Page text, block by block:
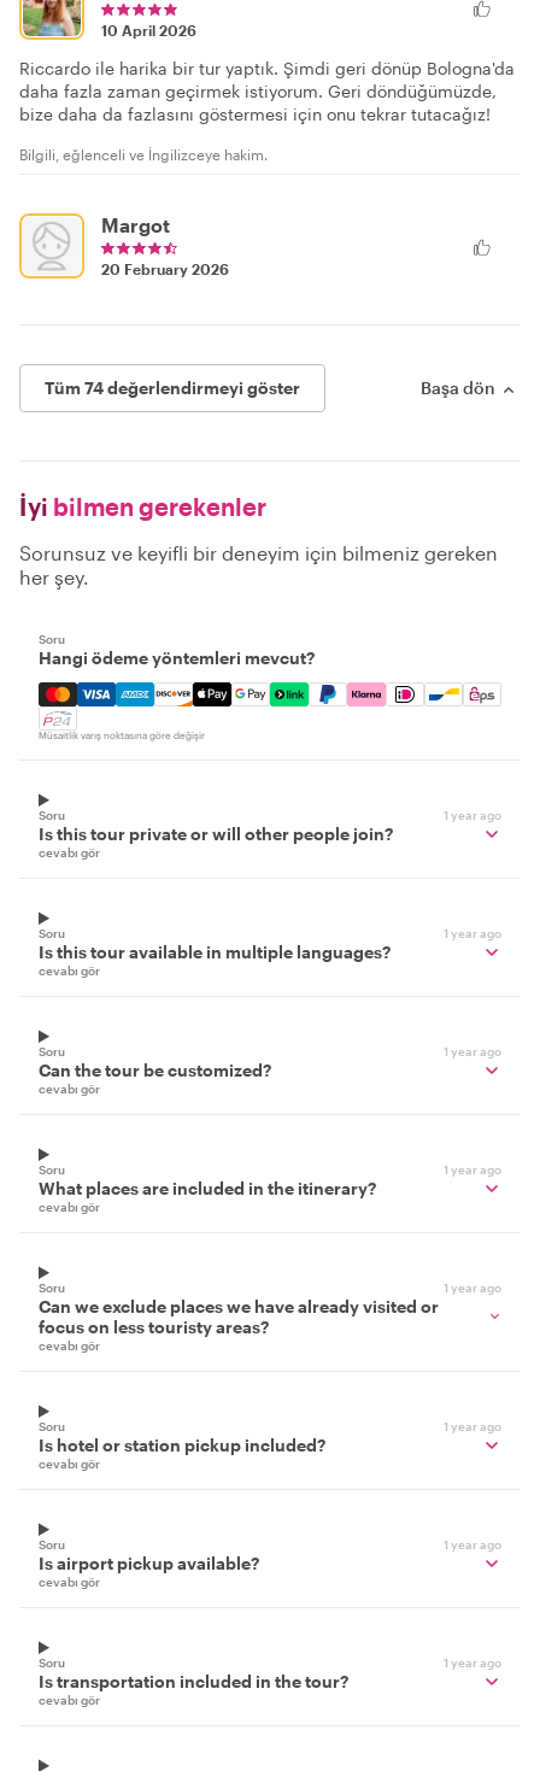
10 April 2026
Riccardo ile harika bir tur yaptık. Şimdi geri dönüp Bologna'da
daha fazla zaman geçirmek istiyorum. Geri döndüğümüzde,
bize daha da fazlasını göstermesi için onu tekrar tutacağız!
Bilgili, eğlenceli ve İngilizceye hakim.
Margot
20 February 2026
Tüm 74 değerlendirmeyi göster Başa dön
İyi bilmen gerekenler
Sorunsuz ve keyifli bir deneyim için bilmeniz gereken
her şey.
Soru
Hangi ödeme yöntemleri mevcut?
Mastercard, Visa, Amex, Discover, Apple Pay, Google
Müsaitlik varış noktasına göre değişir
Soru 1 year ago
Is this tour private or will other people join?
cevabı gör
Soru 1 year ago
Is this tour available in multiple languages?
cevabı gör
Soru 1 year ago
Can the tour be customized?
cevabı gör
Soru 1 year ago
What places are included in the itinerary?
cevabı gör
Soru 1 year ago
Can we exclude places we have already visited or
focus on less touristy areas?
cevabı gör
Soru 1 year ago
Is hotel or station pickup included?
cevabı gör
Soru 1 year ago
Is airport pickup available?
cevabı gör
Soru 1 year ago
Is transportation included in the tour?
cevabı gör